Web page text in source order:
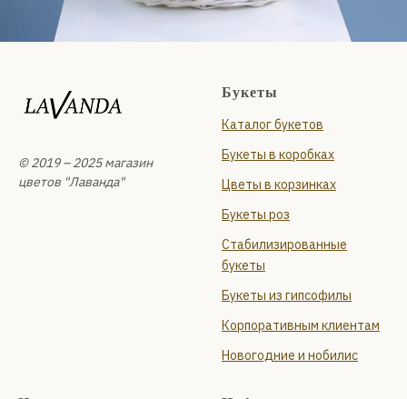
© 2019 – 2025 магазин
цветов "Лаванда"
Букеты
Каталог букетов
Букеты в коробках
Цветы в корзинках
Букеты роз
Стабилизированные
букеты
Букеты из гипсофилы
Корпоративным клиентам
Новогодние и нобилис